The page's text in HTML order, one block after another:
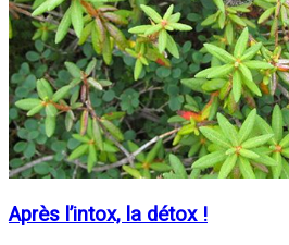
Après l’intox, la détox !